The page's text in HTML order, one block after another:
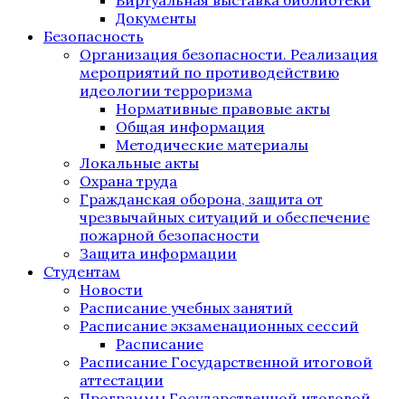
Документы
Безопасность
Организация безопасности. Реализация
мероприятий по противодействию
идеологии терроризма
Нормативные правовые акты
Общая информация
Методические материалы
Локальные акты
Охрана труда
Гражданская оборона, защита от
чрезвычайных ситуаций и обеспечение
пожарной безопасности
Защита информации
Студентам
Новости
Расписание учебных занятий
Расписание экзаменационных сессий
Расписание
Расписание Государственной итоговой
аттестации